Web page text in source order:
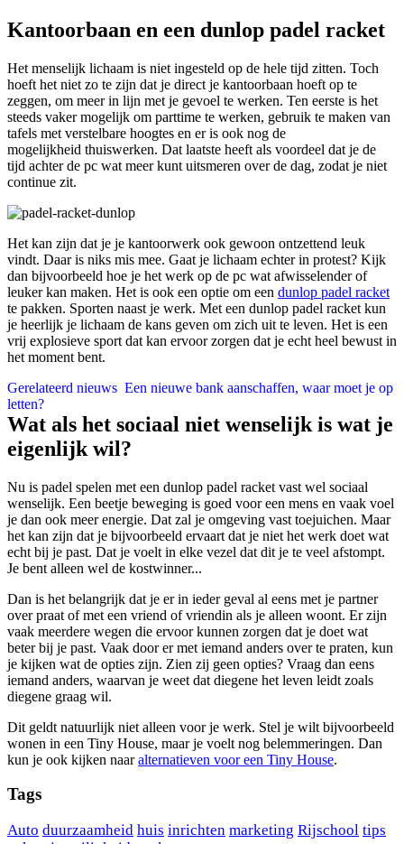
Kantoorbaan en een dunlop padel racket
Het menselijk lichaam is niet ingesteld op de hele tijd zitten. Toch
hoeft het niet zo te zijn dat je direct je kantoorbaan hoeft op te
zeggen, om meer in lijn met je gevoel te werken. Ten eerste is het
steeds vaker mogelijk om parttime te werken, gebruik te maken van
tafels met verstelbare hoogtes en er is ook nog de
mogelijkheid thuiswerken. Dat laatste heeft als voordeel dat je de
tijd achter de pc wat meer kunt uitsmeren over de dag, zodat je niet
continue zit.
Het kan zijn dat je je kantoorwerk ook gewoon ontzettend leuk
vindt. Daar is niks mis mee. Gaat je lichaam echter in protest? Kijk
dan bijvoorbeeld hoe je het werk op de pc wat afwisselender of
leuker kan maken. Het is ook een optie om een dunlop padel racket
te pakken. Sporten naast je werk. Met een dunlop padel racket kun
je heerlijk je lichaam de kans geven om zich uit te leven. Het is een
vrij explosieve sport dat kan ervoor zorgen dat je echt heel bewust in
het moment bent.
Gerelateerd nieuws Een nieuwe bank aanschaffen, waar moet je op
letten?
Wat als het sociaal niet wenselijk is wat je
eigenlijk wil?
Nu is padel spelen met een dunlop padel racket vast wel sociaal
wenselijk. Een beetje beweging is goed voor een mens en vaak voel
je dan ook meer energie. Dat zal je omgeving vast toejuichen. Maar
het kan zijn dat je bijvoorbeeld ervaart dat je niet het werk doet wat
echt bij je past. Dat je voelt in elke vezel dat dit je te veel afstompt.
Je bent alleen wel de kostwinner...
Dan is het belangrijk dat je er in ieder geval al eens met je partner
over praat of met een vriend of vriendin als je alleen woont. Er zijn
vaak meerdere wegen die ervoor kunnen zorgen dat je doet wat
beter bij je past. Vaak door er met iemand anders over te praten, kun
je kijken wat de opties zijn. Zien zij geen opties? Vraag dan eens
iemand anders, waarvan je weet dat diegene het leven leidt zoals
diegene graag wil.
Dit geldt natuurlijk niet alleen voor je werk. Stel je wilt bijvoorbeeld
wonen in een Tiny House, maar je voelt nog belemmeringen. Dan
kun je ook kijken naaralternatieven voor een Tiny House.
Tags
Auto duurzaamheid huis inrichten marketing Rijschool tips